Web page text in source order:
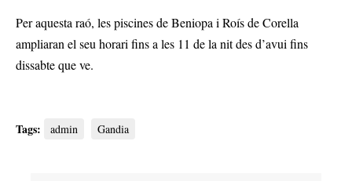
Per aquesta raó, les piscines de Beniopa i Roís de Corella
ampliaran el seu horari fins a les 11 de la nit des d’avui fins
dissabte que ve.
Tags: admin Gandia